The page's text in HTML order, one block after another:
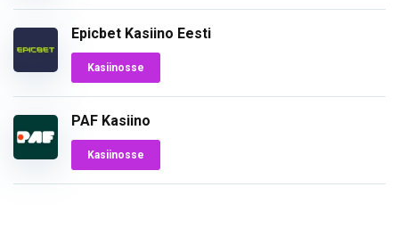
Epicbet Kasiino Eesti
Kasiinosse
PAF Kasiino
Kasiinosse